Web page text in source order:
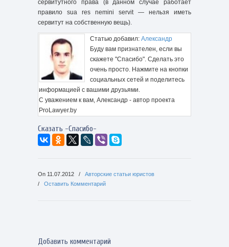
сервитутного права (в данном случае работает
правило sua res nemini servit — нельзя иметь
сервитут на собственную вещь).
Статью добавил: Александр
Буду вам признателен, если вы
скажете "Спасибо". Сделать это
очень просто. Нажмите на кнопки
социальных сетей и поделитесь
информацией с вашими друзьями.
С уважением к вам, Александр - автор проекта
ProLawyer.by
Сказать -Спасибо-
On 11.07.2012 /
Авторские статьи юристов
/ Оставить Комментарий
Добавить комментарий